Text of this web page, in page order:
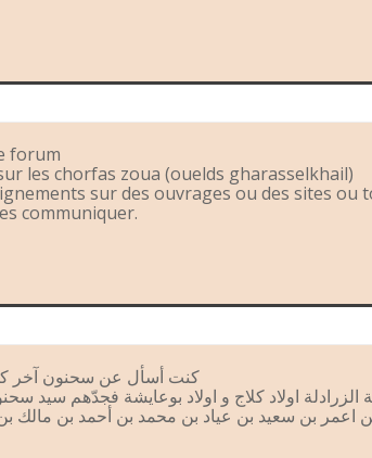
forum
les chorfas zoua (ouelds gharasselkhail)
sur des ouvrages ou des sites ou
communiquer.
كنت أسأل عن سحنون آخر
الزرادلة اولاد كلاج و اولاد بوعايشة فجدّهم سيد
اعمر بن سعيد بن عياد بن محمد بن أحمد بن مالك